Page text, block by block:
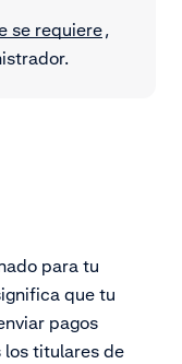
se requiere,
para tu
que tu
pagos
titulares de